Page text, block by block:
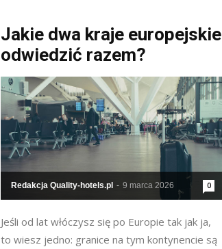
Jakie dwa kraje europejskie
odwiedzić razem?
Redakcja Quality-hotels.pl - 9 marca 2026 0
Jeśli od lat włóczysz się po Europie tak jak ja,
to wiesz jedno: granice na tym kontynencie są